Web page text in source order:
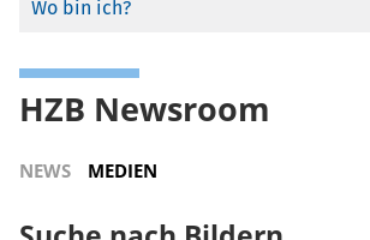
Wo bin ich?
HZB Newsroom
NEWS MEDIEN